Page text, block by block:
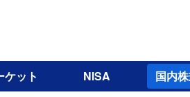
ケット NISA 国内